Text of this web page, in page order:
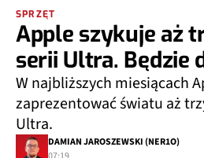
SPRZĘT
Apple szykuje aż
serii Ultra. Będzie
W najbliższych miesiącach
zaprezentować światu aż
Ultra.
DAMIAN JAROSZEWSKI (NER1O)
07:19